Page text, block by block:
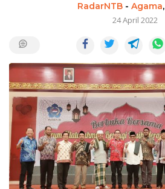
RadarNTB - Agama,
24 April 2022